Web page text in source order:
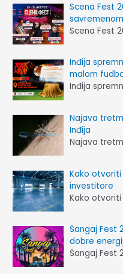
Scena Fest
Scena Fest
Inđija
malom
Inđija
Najava
Inđija
Najava
Kako otvoriti
investitore
Kako
Šangaj Fest
dobre
Šangaj Fest